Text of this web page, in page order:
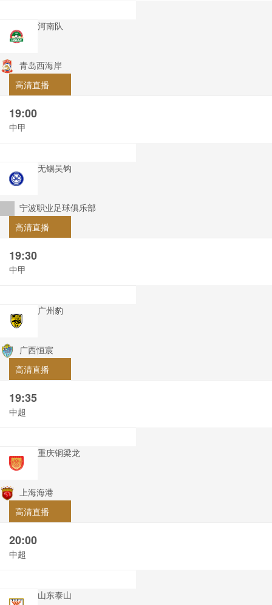
河南队
青岛西海岸
高清直播
19:00
中甲
无锡吴钩
宁波职业足球俱乐部
高清直播
19:30
中甲
广州豹
广西恒宸
高清直播
19:35
中超
重庆铜梁龙
上海海港
高清直播
20:00
中超
山东泰山